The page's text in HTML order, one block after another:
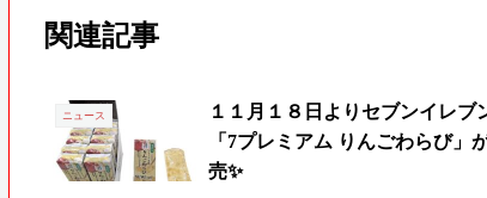
関連記事
ニュース
１１月１８日よりセブンイレブ
「7プレミアム りんごわらび」
売✨